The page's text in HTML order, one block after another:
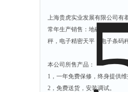
上海贵虎实业发展有限公司有
常年生产销售：地磅，电子汽
秤，电子精密天平，电子条码
本公司所售产品：
1 ，一年免费保修，终身提供
2 ，免费送货，安装调试。